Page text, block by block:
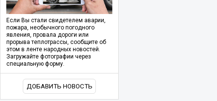
Если Вы стали свидетелем аварии,
пожара, необычного погодного
явления, провала дороги или
прорыва теплотрассы, сообщите об
этом в ленте народных новостей.
Загружайте фотографии через
специальную форму.
ДОБАВИТЬ НОВОСТЬ